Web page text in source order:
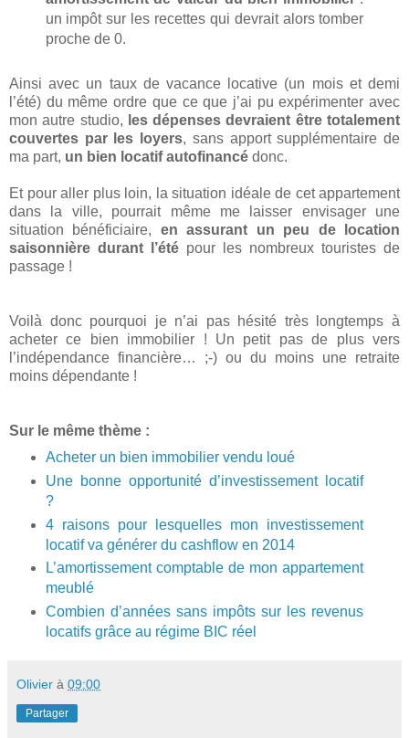
un impôt sur les recettes qui devrait alors tomber
proche de 0.
Ainsi avec un taux de vacance locative (un mois et demi
l’été) du même ordre que ce que j’ai pu expérimenter avec
mon autre studio, les dépenses devraient être totalement
couvertes par les loyers, sans apport supplémentaire de
ma part, un bien locatif autofinancé donc.
Et pour aller plus loin, la situation idéale de cet appartement
dans la ville, pourrait même me laisser envisager une
situation bénéficiaire, en assurant un peu de location
saisonnière durant l’été pour les nombreux touristes de
passage !
Voilà donc pourquoi je n’ai pas hésité très longtemps à
acheter ce bien immobilier ! Un petit pas de plus vers
l’indépendance financière… ;-) ou du moins une retraite
moins dépendante !
Sur le même thème :
Acheter un bien immobilier vendu loué
Une bonne opportunité d’investissement locatif
?
4 raisons pour lesquelles mon investissement
locatif va générer du cashflow en 2014
L’amortissement comptable de mon appartement
meublé
Combien d’années sans impôts sur les revenus
locatifs grâce au régime BIC réel
Olivier à 09:00
Partager